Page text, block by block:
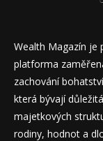
Wealth Magazín je
platforma
zachování
která bývají
majetkových
rodiny, hodnot a